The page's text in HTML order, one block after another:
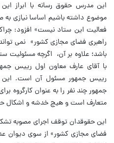
این مدرس حقوق رسانه با ابراز
موضوع داشته باشیم اساسا نیازی
فعالیت این ستاد نیست» افزود:
راهبری فضای مجازی کشور» نمی
باشد؛ علاوه بر آن، اگرچه
با آقای عارف معاون اول رییس
رییس جمهور مسئول آن است.
جمهور چند نفر را به عنوان
متعارف است و هیچ خدشه و اشکال
این حقوقدان توقف اجرای مصوبه
فضای مجازی کشور» از سوی دیوان